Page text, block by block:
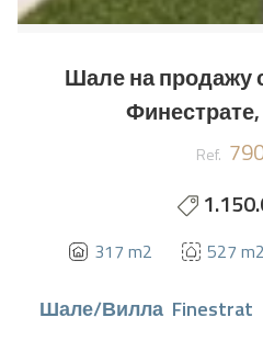
Шале на продажу
Ref.
317 m2 527 m2
Шале/Вилла Finestrat